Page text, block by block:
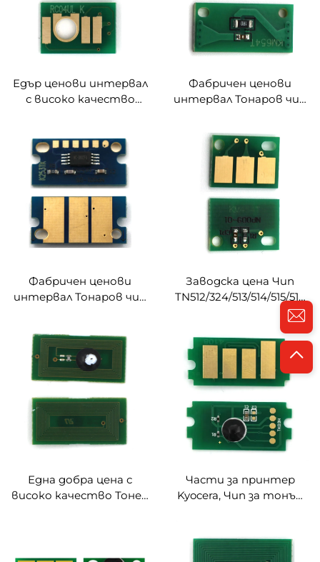
Едър ценови интервал
с високо качество
за RICOH Карта Време
Произход Поръчка на
Потребителски Тип
Кредит GUA
Фабричен ценови
интервал Тонаров чип
Minolta Bizhub C654/754
Bizhub BH654/754 Чип
TN711
Фабричен ценови
интервал Тонаров чип
C200/200e/203/210/253/353/7720/7721
Цвят Чип TN200
Заводска цена Чип
TN512/324/513/514/515/516
за Konica Minolta Bizhub
C258/308/368/454e/554e/
Чип
Една добра цена с
високо качество Тонер
Pro C751 C651EX
Части за принтер
Kyocera, Чип за тонър
принтер Тонър TK4108
TK4109 Чипове